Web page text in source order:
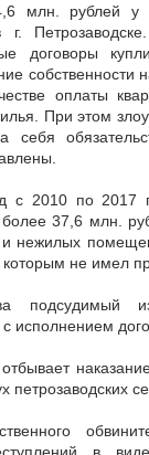
млн. рублей у
договоры
собственности
оплаты
При этом
себя
с 2010 по 2017
37,6 млн.
нежилых
не имел
подсудимый
исполнением
петрозаводских
в